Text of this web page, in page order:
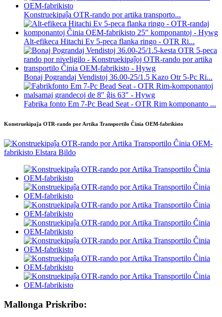
Konstruekipaĵa OTR-rando por artika transporto...
Alt-efikeca Hitachi Ev 5-peca flanka ringo - OTR Ri...
Bonaj Pograndaj Vendistoj 36.00-25/1.5 Kazo Otr 5-Pc Ri...
Fabrika fonto Em 7-Pc Bead Seat - OTR Rim komponanto ...
Konstruekipaĵa OTR-rando por Artika Transportilo Ĉinia OEM-fabrikisto
Mallonga Priskribo: